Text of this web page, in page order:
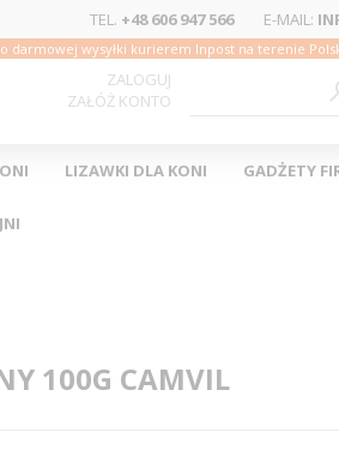
TEL. +48 606 947 566 E-MAIL:
ZALOGUJ
ZAŁÓŻ KONTO
darmowej wysyłki kurierem Inpost na terenie
LIZAWKI DLA KONI GADŻETY
100G CAMVIL